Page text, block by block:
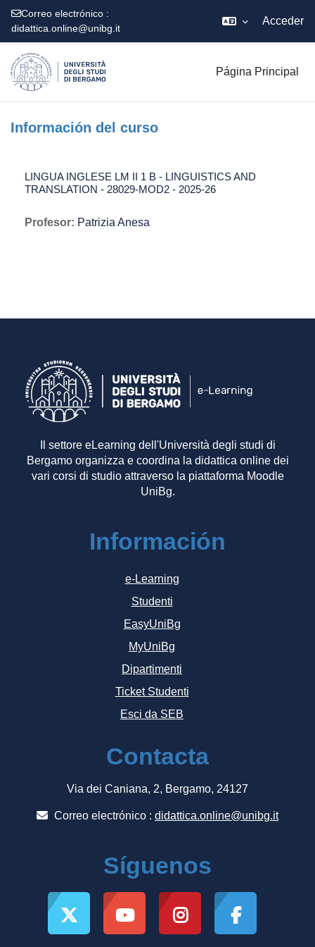
Correo electrónico :
didattica.online@unibg.it
Acceder
Página Principal
Información del curso
LINGUA INGLESE LM II 1 B - LINGUISTICS AND
TRANSLATION - 28029-MOD2 - 2025-26
Profesor: Patrizia Anesa
Il settore eLearning dell'Università degli studi di
Bergamo organizza e coordina la didattica online dei
vari corsi di studio attraverso la piattaforma Moodle
UniBg.
Información
e-Learning
Studenti
EasyUniBg
MyUniBg
Dipartimenti
Ticket Studenti
Esci da SEB
Contacta
Via dei Caniana, 2, Bergamo, 24127
Correo electrónico : didattica.online@unibg.it
Síguenos